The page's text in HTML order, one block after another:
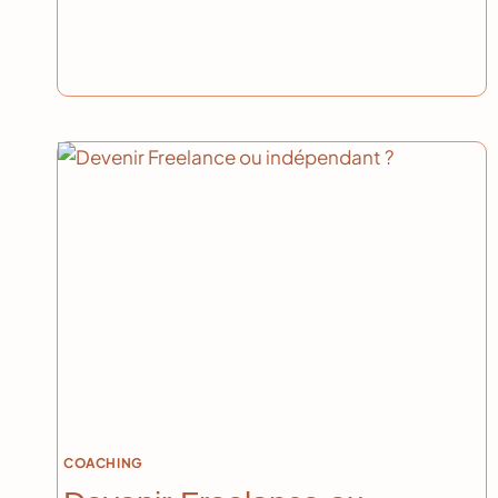
COACHING